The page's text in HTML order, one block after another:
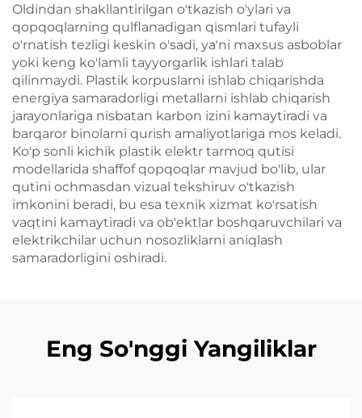
Oldindan shakllantirilgan o'tkazish o'ylari va
qopqoqlarning qulflanadigan qismlari tufayli
o'rnatish tezligi keskin o'sadi, ya'ni maxsus asboblar
yoki keng ko'lamli tayyorgarlik ishlari talab
qilinmaydi. Plastik korpuslarni ishlab chiqarishda
energiya samaradorligi metallarni ishlab chiqarish
jarayonlariga nisbatan karbon izini kamaytiradi va
barqaror binolarni qurish amaliyotlariga mos keladi.
Ko'p sonli kichik plastik elektr tarmoq qutisi
modellarida shaffof qopqoqlar mavjud bo'lib, ular
qutini ochmasdan vizual tekshiruv o'tkazish
imkonini beradi, bu esa texnik xizmat ko'rsatish
vaqtini kamaytiradi va ob'ektlar boshqaruvchilari va
elektrikchilar uchun nosozliklarni aniqlash
samaradorligini oshiradi.
Eng So'nggi Yangiliklar